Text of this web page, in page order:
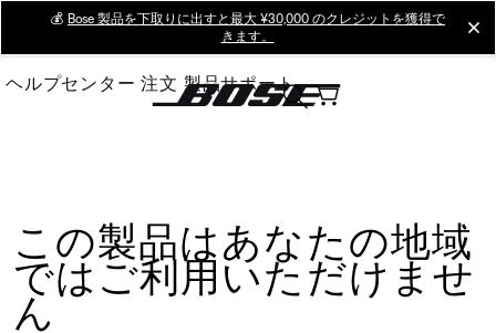
Main
💰 Bose 製品を下取りに出すと最大 ¥30,000 のクレジットを獲得で
きます。
ヘルプセンター 注文 製品サポート
この製品はあなたの地域
ではご利用いただけませ
ん